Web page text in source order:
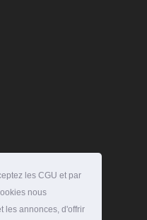
les CGU et par
nous
les annonces, d'offrir